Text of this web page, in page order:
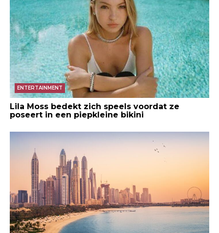
ENTERTAINMENT
Lila Moss bedekt zich speels voordat ze
poseert in een piepkleine bikini